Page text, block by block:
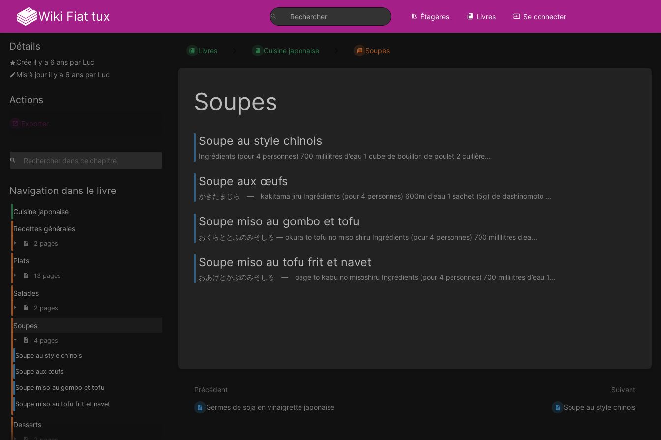
Wiki Fiat tux Étagères Livres Se connecter
Détails
Créé il y a 6 ans par Luc
Mis à jour il y a 6 ans par Luc
Actions
Exporter
Navigation dans le livre
Cuisine japonaise
Recettes générales
2 pages
Plats
13 pages
Salades
2 pages
Soupes
4 pages
Soupe au style chinois
Soupe aux œufs
Soupe miso au gombo et tofu
Soupe miso au tofu frit et navet
Desserts
Livres Cuisine japonaise Soupes
Soupes
Soupe au style chinois
Ingrédients (pour 4 personnes) 700 millilitres d’eau 1 cube de bouillon de poulet 2 cuillère...
Soupe aux œufs
かきたまじら — kakitama jiru Ingrédients (pour 4 personnes) 600ml d’eau 1 sachet (5g) de dashinomoto ...
Soupe miso au gombo et tofu
おくらととふのみそしる — okura to tofu no miso shiru Ingrédients (pour 4 personnes) 700 millilitres d’ea...
Soupe miso au tofu frit et navet
おあげとかぶのみそしる — oage to kabu no misoshiru Ingrédients (pour 4 personnes) 700 millilitres d’eau 1...
Précédent
Germes de soja en vinaigrette japonaise
Suivant
Soupe au style chinois